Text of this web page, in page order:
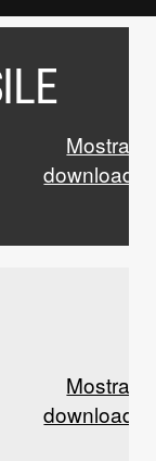
Mostrare
download
Mostrare
download